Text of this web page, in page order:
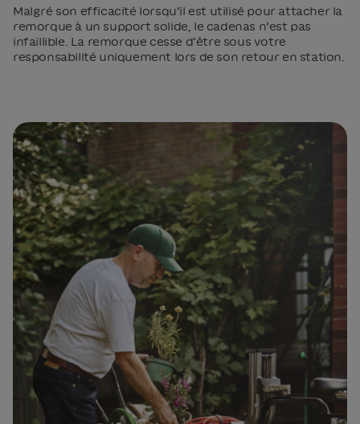
Malgré son efficacité lorsqu’il est utilisé pour attacher la
remorque à un support solide, le cadenas n’est pas
infaillible. La remorque cesse d’être sous votre
responsabilité uniquement lors de son retour en station.